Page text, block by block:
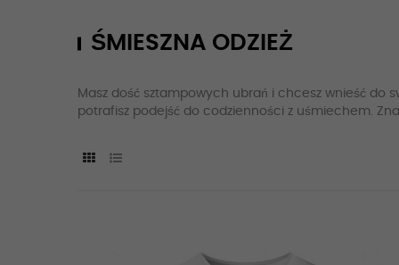
ŚMIESZNA ODZIEŻ
Masz dość sztampowych ubrań i chcesz wnieść do
potrafisz podejść do codzienności z uśmiechem.